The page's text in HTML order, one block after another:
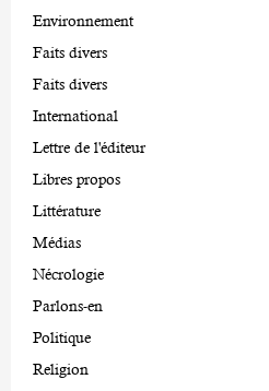
Environnement
Faits divers
Faits divers
International
Lettre de l'éditeur
Libres propos
Littérature
Médias
Nécrologie
Parlons-en
Politique
Religion